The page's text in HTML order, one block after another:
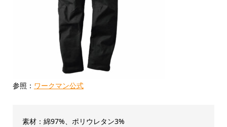
参照： ワークマン公式
素材：綿97%、ポリウレタン3%